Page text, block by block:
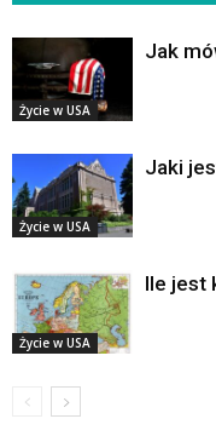
Życie w USA
Jak
Życie w USA
Jaki
Życie w USA
Ile jest